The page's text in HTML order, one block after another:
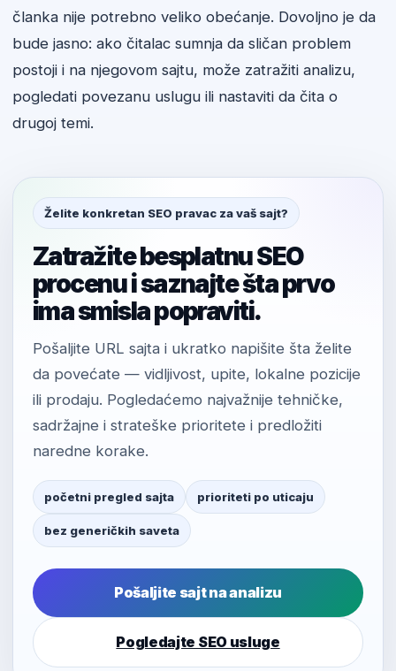
članka nije potrebno veliko obećanje. Dovoljno je da
bude jasno: ako čitalac sumnja da sličan problem
postoji i na njegovom sajtu, može zatražiti analizu,
pogledati povezanu uslugu ili nastaviti da čita o
drugoj temi.
Želite konkretan SEO pravac za vaš sajt?
Zatražite besplatnu SEO
procenu i saznajte šta prvo
ima smisla popraviti.
Pošaljite URL sajta i ukratko napišite šta želite
da povećate — vidljivost, upite, lokalne pozicije
ili prodaju. Pogledaćemo najvažnije tehničke,
sadržajne i strateške prioritete i predložiti
naredne korake.
početni pregled sajta prioriteti po uticaju
bez generičkih saveta
Pošaljite sajt na analizu
Pogledajte SEO usluge